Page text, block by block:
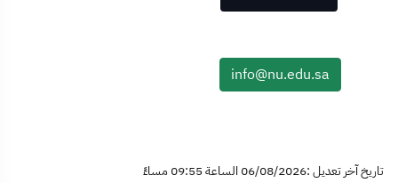
info@nu.edu.sa
تاريخ آخر تعديل :06/08/2026 الساعة 09:55 مساءً